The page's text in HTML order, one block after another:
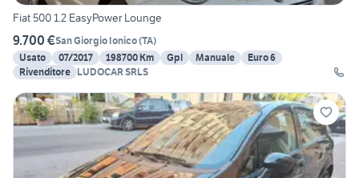
Fiat 500 1.2 EasyPower Lounge
9.700 €San Giorgio Ionico(TA)
Usato
07/2017 198700 Km Gpl Manuale
Euro 6
Rivenditore LUDOCAR SRLS